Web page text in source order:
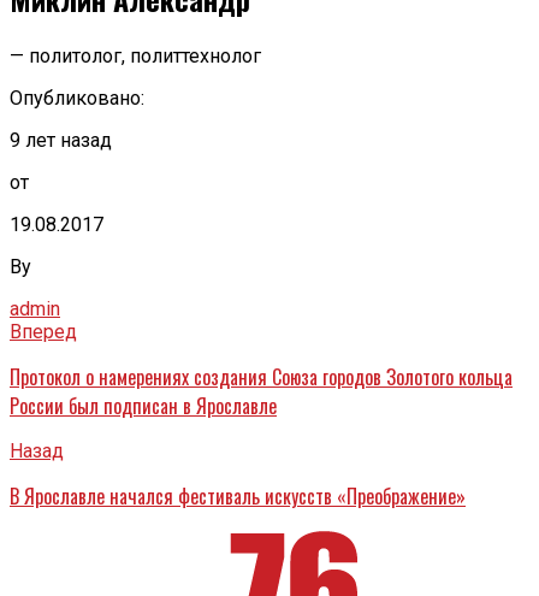
— политолог, политтехнолог
Опубликовано:
9 лет назад
от
19.08.2017
By
admin
Вперед
Протокол о намерениях создания Союза городов Золотого кольца
России был подписан в Ярославле
Назад
В Ярославле начался фестиваль искусств «Преображение»